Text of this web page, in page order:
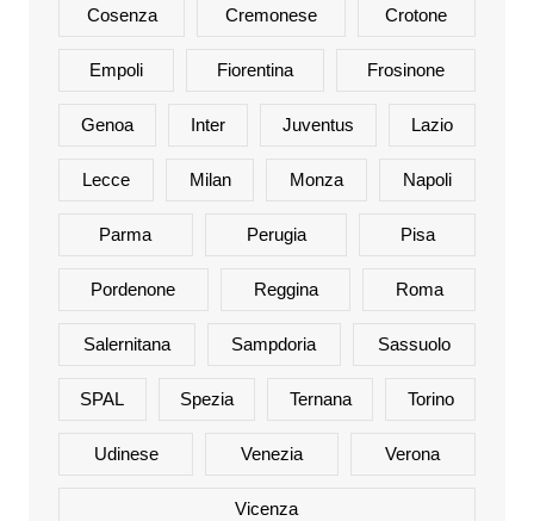
Cosenza Cremonese Crotone
Empoli Fiorentina Frosinone
Genoa Inter Juventus Lazio
Lecce Milan Monza Napoli
Parma Perugia Pisa
Pordenone Reggina Roma
Salernitana Sampdoria Sassuolo
SPAL Spezia Ternana Torino
Udinese Venezia Verona
Vicenza